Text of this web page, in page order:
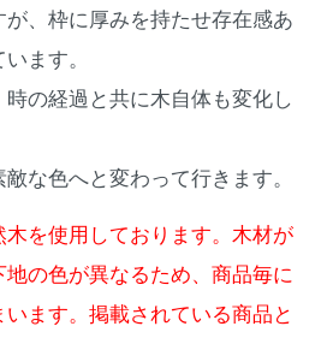
、枠に厚みを持たせ存在感あ
ます。
の経過と共に木自体も変化し
な色へと変わって行きます。
を使用しております。木材が
地の色が異なるため、商品毎に
ます。掲載されている商品と